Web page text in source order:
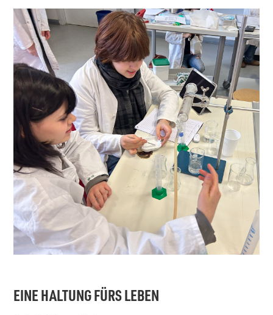
EINE HALTUNG FÜRS LEBEN